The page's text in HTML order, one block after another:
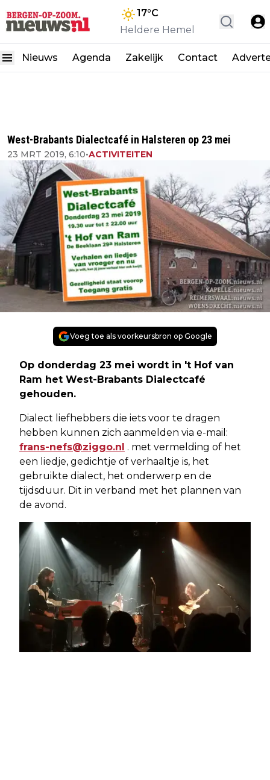
17°C
Heldere Hemel
Nieuws Agenda Zakelijk Contact
West-Brabants Dialectcafé in Halsteren op 23 mei
23 MRT 2019, 6:10•ACTIVITEITEN
Voeg toe als voorkeursbron op Google
Op donderdag 23 mei wordt in 't Hof van
Ram het West-Brabants Dialectcafé
gehouden.
Dialect liefhebbers die iets voor te dragen
hebben kunnen zich aanmelden via e-mail:
frans-nefs@ziggo.nl . met vermelding of het
een liedje, gedichtje of verhaaltje is, het
gebruikte dialect, het onderwerp en de
tijdsduur. Dit in verband met het plannen van
de avond.